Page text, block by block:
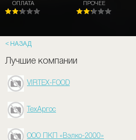
ОПЛАТА ПРОЧЕЕ
НАЗАД
Лучшие компании
VIRTEX-FOOD
ТехАргос
ООО ПКП «Вэлко-2000»